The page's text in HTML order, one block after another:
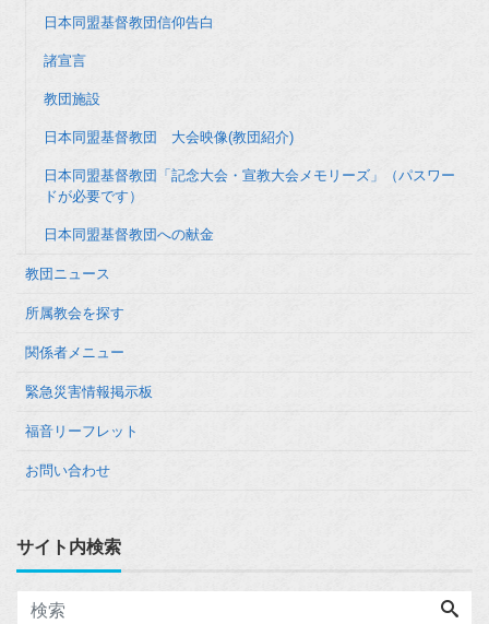
日本同盟基督教団信仰告白
諸宣言
教団施設
日本同盟基督教団 大会映像(教団紹介)
日本同盟基督教団「記念大会・宣教大会メモリーズ」（パスワー
ドが必要です）
日本同盟基督教団への献金
教団ニュース
所属教会を探す
関係者メニュー
緊急災害情報掲示板
福音リーフレット
お問い合わせ
サイト内検索